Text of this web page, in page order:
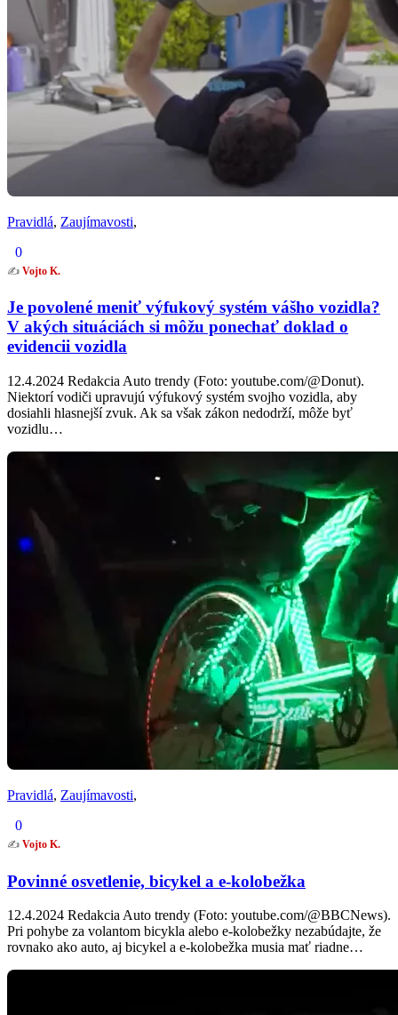
Pravidlá, Zaujímavosti,
0
✍️ Vojto K.
Je povolené meniť výfukový systém vášho vozidla?
V akých situáciách si môžu ponechať doklad o
evidencii vozidla
12.4.2024 Redakcia Auto trendy (Foto: youtube.com/@Donut).
Niektorí vodiči upravujú výfukový systém svojho vozidla, aby
dosiahli hlasnejší zvuk. Ak sa však zákon nedodrží, môže byť
vozidlu…
Pravidlá, Zaujímavosti,
0
✍️ Vojto K.
Povinné osvetlenie, bicykel a e-kolobežka
12.4.2024 Redakcia Auto trendy (Foto: youtube.com/@BBCNews).
Pri pohybe za volantom bicykla alebo e-kolobežky nezabúdajte, že
rovnako ako auto, aj bicykel a e-kolobežka musia mať riadne…